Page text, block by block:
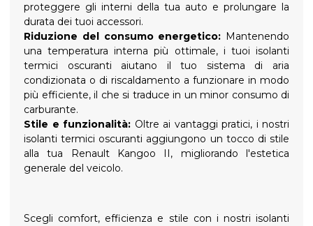
proteggere gli interni della tua auto e prolungare la
durata dei tuoi accessori.
Riduzione del consumo energetico: Mantenendo
una temperatura interna più ottimale, i tuoi isolanti
termici oscuranti aiutano il tuo sistema di aria
condizionata o di riscaldamento a funzionare in modo
più efficiente, il che si traduce in un minor consumo di
carburante.
Stile e funzionalità: Oltre ai vantaggi pratici, i nostri
isolanti termici oscuranti aggiungono un tocco di stile
alla tua Renault Kangoo II, migliorando l'estetica
generale del veicolo.
Scegli comfort, efficienza e stile con i nostri isolanti